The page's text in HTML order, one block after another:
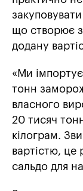
що створює
додану
«Ми
тонн
власного
20 тисяч
кілограм.
вартістю, це
сальдо для